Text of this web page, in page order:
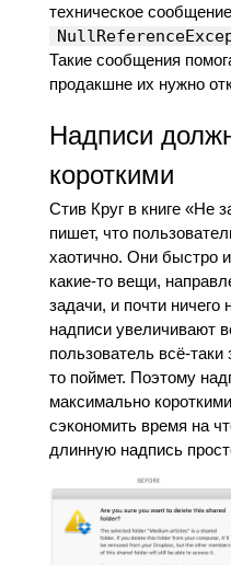
техническое
Такие сообщения
продакшне их нужно
Надписи
короткими
Стив Круг в книге «Не
пишет, что
хаотично. Они быстро
какие-то вещи,
задачи, и почти ничего
надписи увеличивают
пользователь всё-таки
то поймет. Поэтому
максимально
сэкономить время на
длинную надпись